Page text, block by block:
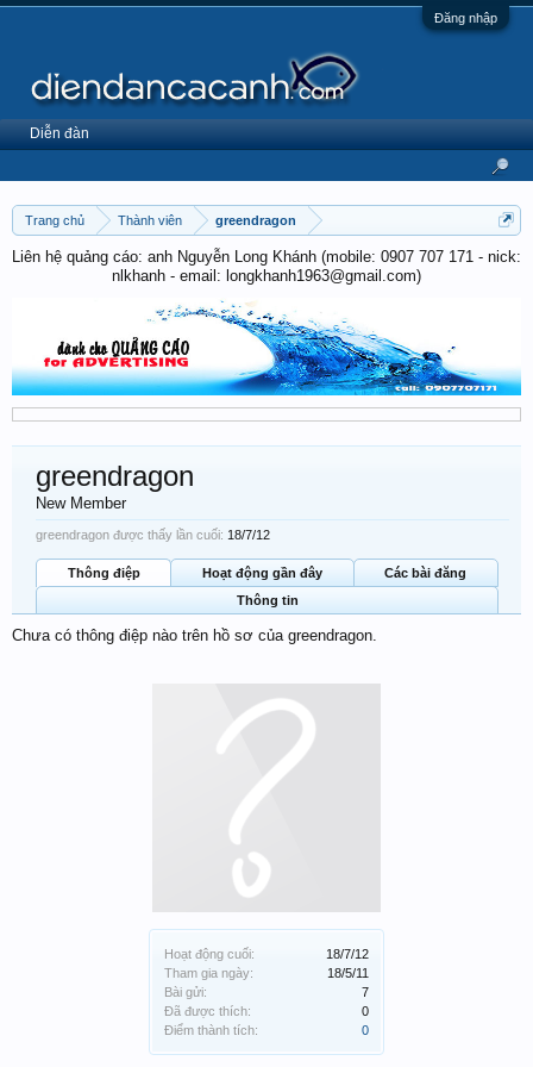
Đăng nhập
Trang chủ Thành viên greendragon
Liên hệ quảng cáo: anh Nguyễn Long Khánh (mobile: 0907 707 171 - nick:
nlkhanh - email: longkhanh1963@gmail.com)
Hoạt động cuối:
18/7/12
Tham gia ngày:
18/5/11
Bài gửi:
7
Đã được thích:
0
Điểm thành tích:
0
greendragon
New Member
greendragon được thấy lần cuối: 18/7/12
Thông điệp Hoạt động gần đây
Các bài đăng
Thông tin
Chưa có thông điệp nào trên hồ sơ của greendragon.
Diễn đàn